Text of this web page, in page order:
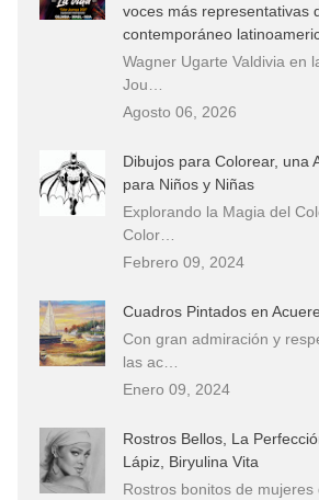
voces más representativas
contemporáneo
Wagner Ugarte Valdivia en
Jou…
Agosto 06, 2026
Dibujos para Colorear, una
para Niños y Niñas
Explorando la Magia del
Color…
Febrero 09, 2024
Cuadros Pintados en
Con gran admiración y
las ac…
Enero 09, 2024
Rostros Bellos, La
Lápiz, Biryulina Vita
Rostros bonitos de mujeres